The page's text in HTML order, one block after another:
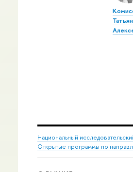
Национальный
Открытые программы по